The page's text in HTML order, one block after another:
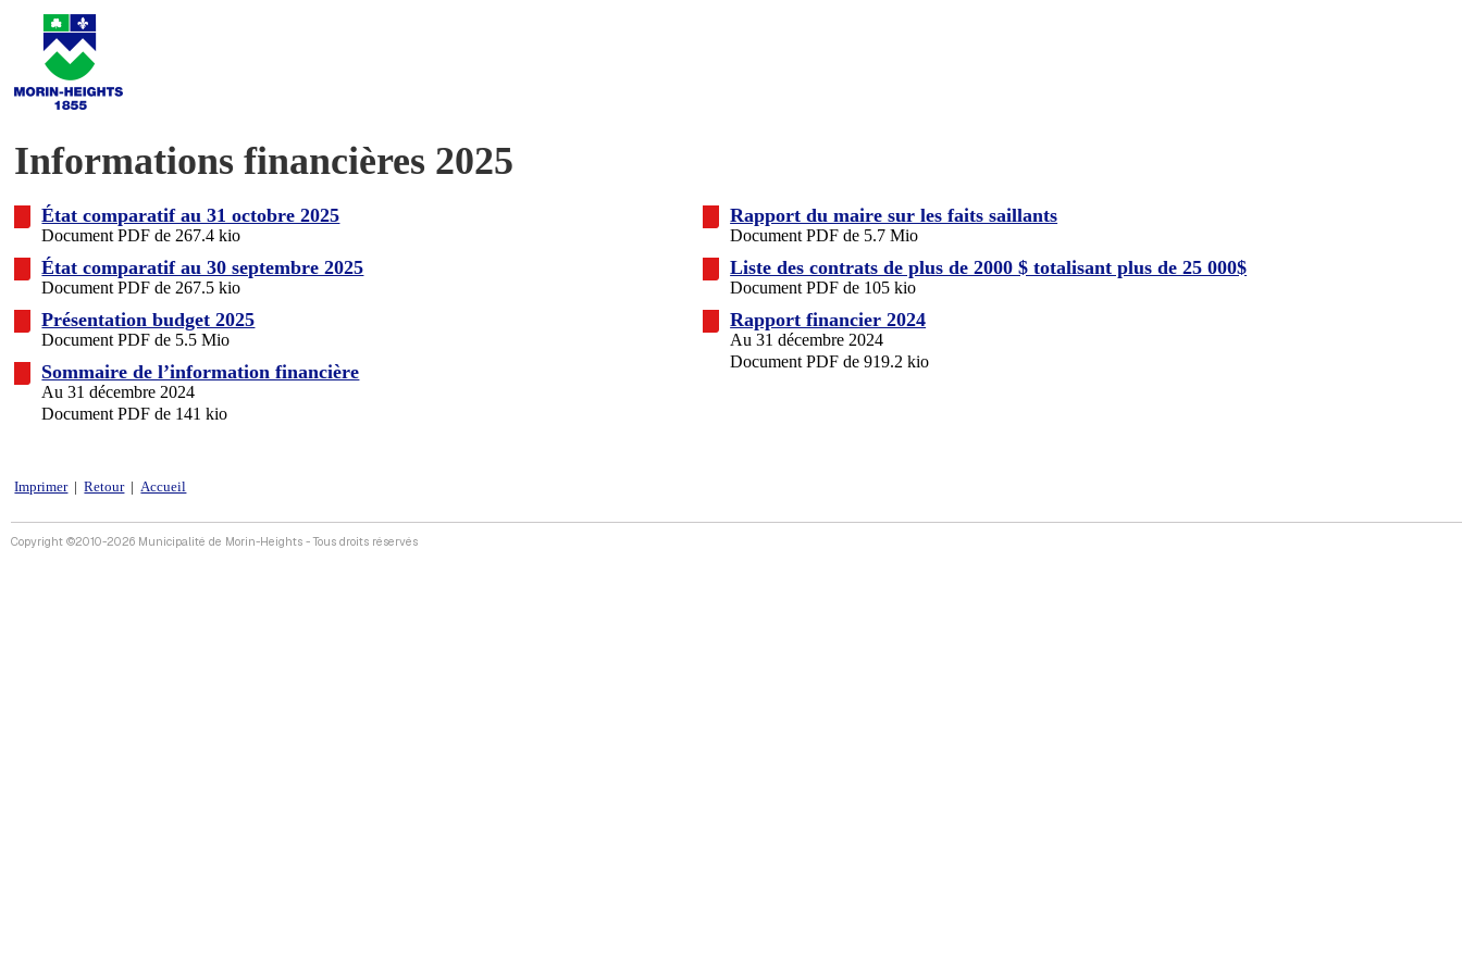
Informations financières 2025
État comparatif au 31 octobre 2025
Document PDF de 267.4 kio
État comparatif au 30 septembre 2025
Document PDF de 267.5 kio
Présentation budget 2025
Document PDF de 5.5 Mio
Sommaire de l’information financière
Au 31 décembre 2024
Document PDF de 141 kio
Rapport du maire sur les faits saillants
Document PDF de 5.7 Mio
Liste des contrats de plus de 2000 $ totalisant plus de 25 000$
Document PDF de 105 kio
Rapport financier 2024
Au 31 décembre 2024
Document PDF de 919.2 kio
Imprimer|Retour|Accueil
Copyright ©2010-2026 Municipalité de Morin-Heights - Tous droits réservés